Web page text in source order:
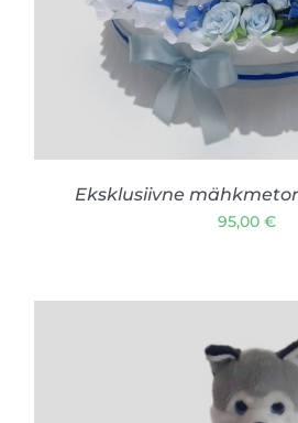
LISA KORVI /
Eksklusiivne
95,00 €